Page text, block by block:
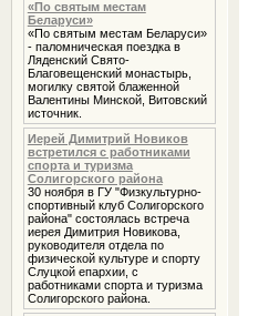
«По святым местам
Беларуси»
«По святым местам Беларуси»
- паломническая поездка в
Ляденский Свято-
Благовещенский монастырь,
могилку святой блаженной
Валентины Минской, Витовский
источник.
Иерей Димитрий Новиков
встретился с работниками
спорта и туризма
Солигорского района
30 ноября в ГУ "Физкультурно-
спортивный клуб Солигорского
района" состоялась встреча
иерея Димитрия Новикова,
руководителя отдела по
физической культуре и спорту
Слуцкой епархии, с
работниками спорта и туризма
Солигорского района.